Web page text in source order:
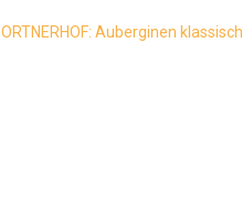
ORTNERHOF: Auberginen